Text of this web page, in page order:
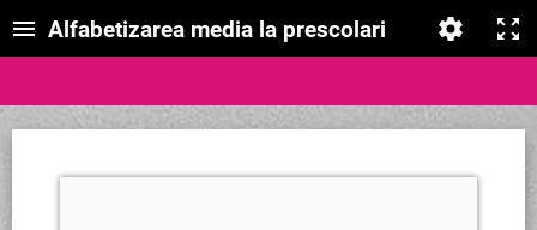
Alfabetizarea media la prescolari